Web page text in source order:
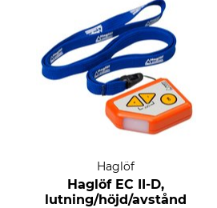
Haglöf
Haglöf EC II-D,
lutning/höjd/avstånd